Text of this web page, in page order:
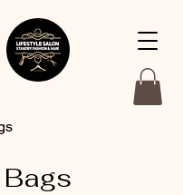
Bags